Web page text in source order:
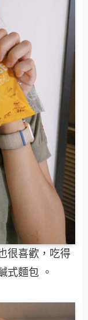
很喜歡，吃得
式麵包 。